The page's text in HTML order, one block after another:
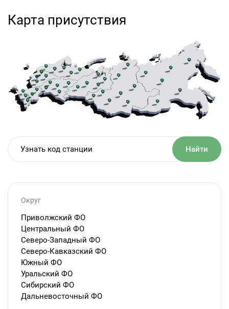
Карта присутствия
Найти
Округ
Приволжский ФО
Центральный ФО
Северо-Западный ФО
Северо-Кавказский ФО
Южный ФО
Уральский ФО
Сибирский ФО
Дальневосточный ФО